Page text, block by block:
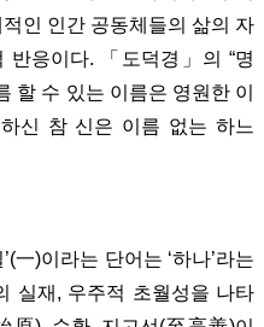
인 인간 공동체들의 삶의 자
반응이다. 「도덕경」의 “명
할 수 있는 이름은 영원한 이
신 참 신은 이름 없는 하느
一)이라는 단어는 ‘하나’라는
실재, 우주적 초월성을 나타